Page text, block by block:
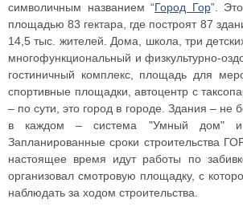
символичным названием “Город Гор”.
площадью 83 гектара, где построят 87
14,5 тыс. жителей. Дома, школа, три
многофункциональный и физкультурно-
гостиничный комплекс, площадь для
спортивные площадки, автоцентр с
– по сути, это город в городе. Здания – не
в каждом – система "Умный дом" и
Запланированные сроки строительства
настоящее время идут работы по
организовал смотровую площадку, с
наблюдать за ходом строительства.